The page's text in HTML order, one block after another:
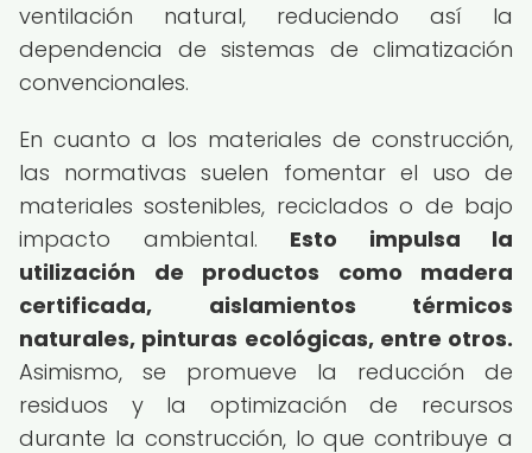
ventilación natural, reduciendo así la
dependencia de sistemas de climatización
convencionales.
En cuanto a los materiales de construcción,
las normativas suelen fomentar el uso de
materiales sostenibles, reciclados o de bajo
impacto ambiental. Esto impulsa la
utilización de productos como madera
certificada, aislamientos térmicos
naturales, pinturas ecológicas, entre otros.
Asimismo, se promueve la reducción de
residuos y la optimización de recursos
durante la construcción, lo que contribuye a